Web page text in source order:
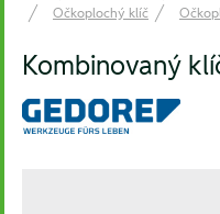
Očkoplochý klíč
Kombinovaný